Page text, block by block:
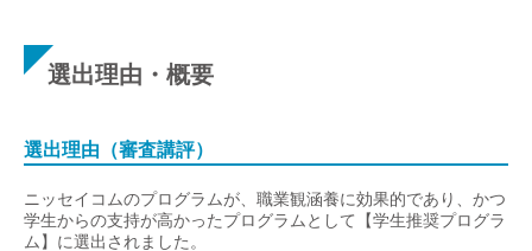
選出理由・概要
選出理由（審査講評）
ニッセイコムのプログラムが、職業観涵養に効果的であり、かつ
学生からの支持が高かったプログラムとして【学生推奨プログラ
ム】に選出されました。